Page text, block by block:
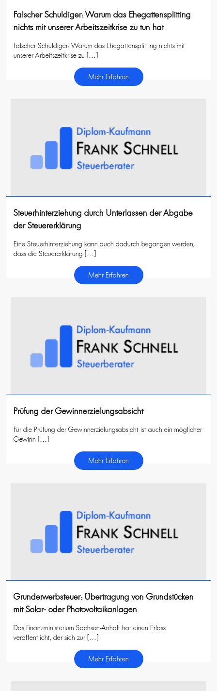
Falscher Schuldiger: Warum das Ehegattensplitting
nichts mit unserer Arbeitszeitkrise zu tun hat
Falscher Schuldiger: Warum das Ehegattensplitting nichts mit
unserer Arbeitszeitkrise zu […]
Mehr Erfahren
Steuerhinterziehung durch Unterlassen der Abgabe
der Steuererklärung
Eine Steuerhinterziehung kann auch dadurch begangen werden,
dass die Steuererklärung […]
Mehr Erfahren
Prüfung der Gewinnerzielungsabsicht
Für die Prüfung der Gewinnerzielungsabsicht ist auch ein möglicher
Gewinn […]
Mehr Erfahren
Grunderwerbsteuer: Übertragung von Grundstücken
mit Solar- oder Photovoltaikanlagen
Das Finanzministerium Sachsen-Anhalt hat einen Erlass
veröffentlicht, der sich zur […]
Mehr Erfahren